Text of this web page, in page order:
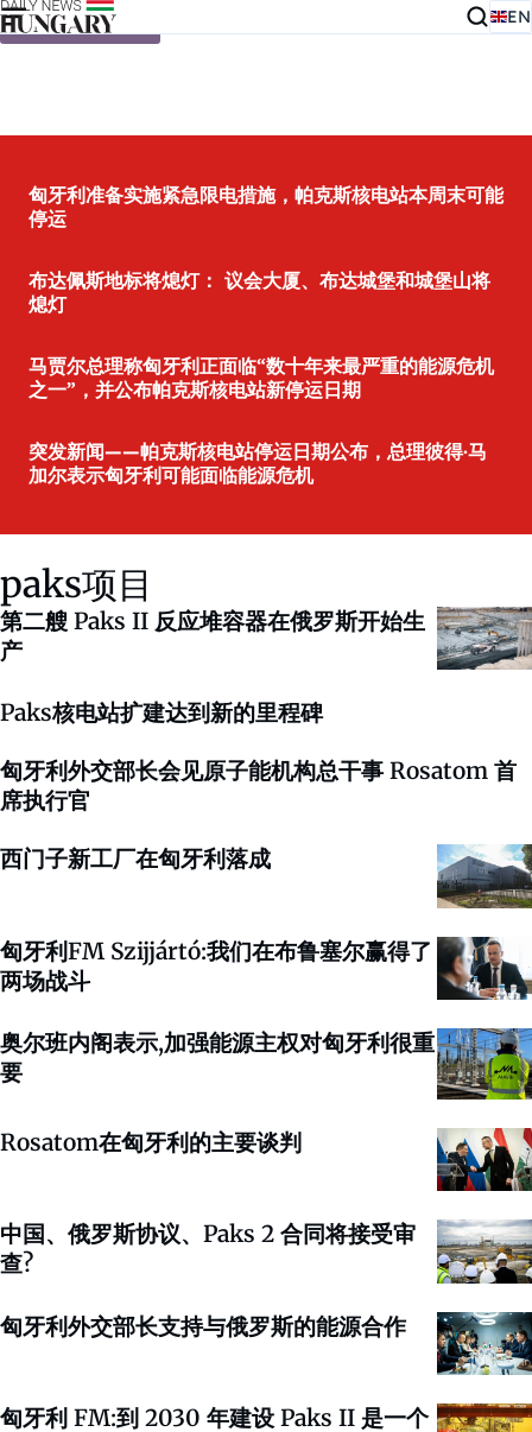
Skip to content EN
匈牙利准备实施紧急限电措施，帕克斯核电站本周末可能
停运
布达佩斯地标将熄灯： 议会大厦、布达城堡和城堡山将
熄灯
马贾尔总理称匈牙利正面临“数十年来最严重的能源危机
之一”，并公布帕克斯核电站新停运日期
突发新闻——帕克斯核电站停运日期公布，总理彼得·马
加尔表示匈牙利可能面临能源危机
paks项目
第二艘 Paks II 反应堆容器在俄罗斯开始生
产
Paks核电站扩建达到新的里程碑
匈牙利外交部长会见原子能机构总干事 Rosatom 首
席执行官
西门子新工厂在匈牙利落成
匈牙利FM Szijjártó:我们在布鲁塞尔赢得了
两场战斗
奥尔班内阁表示,加强能源主权对匈牙利很重
要
Rosatom在匈牙利的主要谈判
中国、俄罗斯协议、Paks 2 合同将接受审
查?
匈牙利外交部长支持与俄罗斯的能源合作
匈牙利 FM:到 2030 年建设 Paks II 是一个